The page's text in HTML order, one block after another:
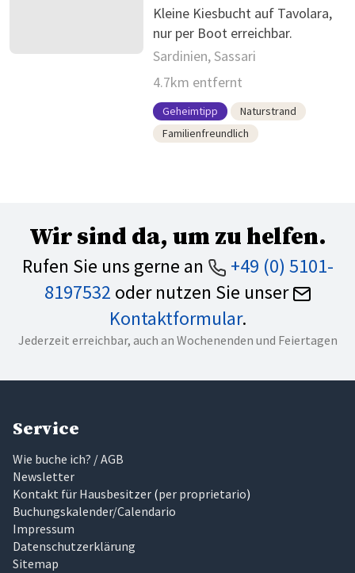
Kleine Kiesbucht auf Tavolara,
nur per Boot erreichbar.
Sardinien, Sassari
4.7km entfernt
Geheimtipp
Naturstrand
Familienfreundlich
Wir sind da, um zu helfen.
Rufen Sie uns gerne an
+49 (0) 5101-
8197532 oder nutzen Sie unser
Kontaktformular.
Jederzeit erreichbar, auch an Wochenenden und Feiertagen
Service
Wie buche ich? / AGB
Newsletter
Kontakt für Hausbesitzer (per proprietario)
Buchungskalender/Calendario
Impressum
Datenschutzerklärung
Sitemap